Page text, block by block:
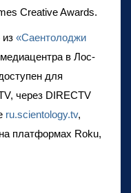
Creative Awards.
«Саентолоджи
в Лос-
для
через DIRECTV
ru.scientology.tv,
платформах Roku,